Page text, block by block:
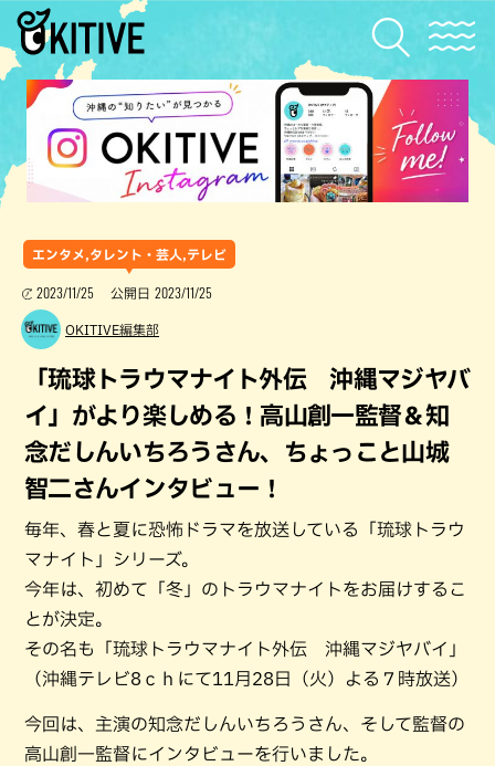
エンタメ,タレント・芸人,テレビ
2023/11/25 公開日 2023/11/25
OKITIVE編集部
「琉球トラウマナイト外伝 沖縄マジヤバ
イ」がより楽しめる！高山創一監督＆知
念だしんいちろうさん、ちょっこと山城
智二さんインタビュー！
毎年、春と夏に恐怖ドラマを放送している「琉球トラウ
マナイト」シリーズ。
今年は、初めて「冬」のトラウマナイトをお届けするこ
とが決定。
その名も「琉球トラウマナイト外伝 沖縄マジヤバイ」
（沖縄テレビ8ｃｈにて11月28日（火）よる７時放送）
今回は、主演の知念だしんいちろうさん、そして監督の
高山創一監督にインタビューを行いました。